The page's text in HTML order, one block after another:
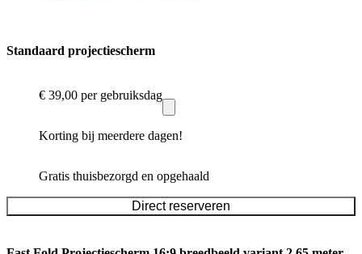
Standaard projectiescherm
€ 39,00 per gebruiksdag
Korting bij meerdere dagen!
Gratis thuisbezorgd en opgehaald
Direct reserveren